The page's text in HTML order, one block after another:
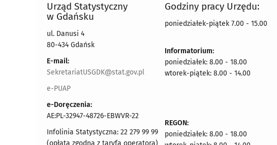
Urząd Statystyczny
w Gdańsku
ul. Danusi 4
80-434 Gdańsk
E-mail:
SekretariatUSGDK@stat.gov.pl
e-PUAP
e-Doręczenia:
AE:PL-32947-48726-EBWVR-22
Infolinia Statystyczna: 22 279 99 99
(opłata zgodna z taryfą operatora)
Godziny pracy Urzędu:
poniedziałek-piątek 7.00 - 15.00
Informatorium:
poniedziałek: 8.00 - 18.00
wtorek-piątek: 8.00 - 14.00
REGON:
poniedziałek: 8.00 - 18.00